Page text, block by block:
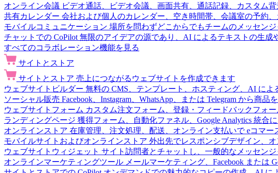
オンライン会議 ビデオ通話、ビデオ会議、画面共有、通話記録、カスタム
共有カレンダー 会社および個人のカレンダー、空き時間帯、会議室の予約
モバイルコミュニケーション 場所を問わずどこからでもチームのメッセン
チャットでの CoPilot 無限のアイデアの源であり、AI によるテキストの生成
すべてのコラボレーション機能を見る
サイトとストア
サイトとストア 売上につながるウェブサイトを作成できます
ウェブサイトビルダー 無料の CMS、テンプレート、ホスティング、AI に
ソーシャル販売 Facebook、Instagram、WhatsApp、または Telegram から商品
ウェブサイトフォーム カスタム注文フォーム、登録・フィードバックフォ
ランディングページ 獲得フォーム、自動化ファネル、Google Analytics 統合
オンラインストア 在庫管理、注文処理、配送、オンライン支払いで eコマー
モバイルサイトおよびオンラインストア 外出先でレスポンシブデザイン、
ウェブサイトウィジェット サイト訪問者とチャットし、一般的なメッセン
オンラインマーケティングツール メールマーケティング、Facebook または